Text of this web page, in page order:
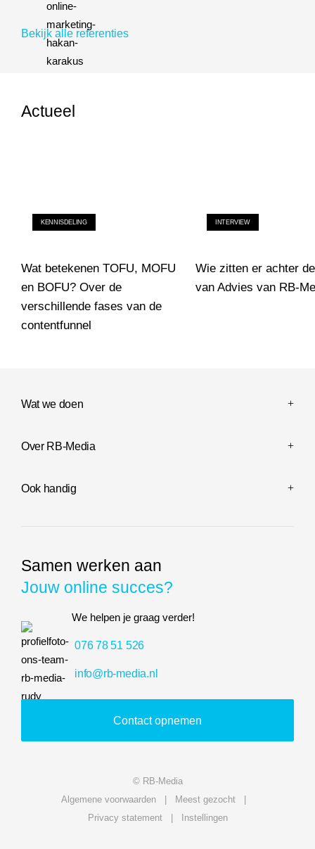
Bekijk alle referenties
Actueel
KENNISDELING
Wat betekenen TOFU, MOFU
en BOFU? Over de
verschillende fases van de
contentfunnel
INTERVIEW
Wie zitten er achter
van Advies van RB-
Samen werken aan
Jouw online succes?
We helpen je graag verder!
076 78 51 526
info@rb-media.nl
Contact opnemen
Wat we doen
Over RB-Media
Ook handig
© RB-Media
Algemene voorwaarden
Meest gezocht
Privacy statement
Instellingen